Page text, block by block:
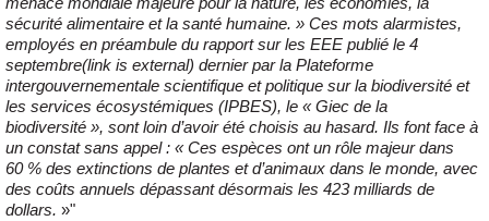
sécurité alimentaire et la santé humaine. » Ces mots alarmistes,
employés en préambule du rapport sur les EEE publié le 4
septembre(link is external) dernier par la Plateforme
intergouvernementale scientifique et politique sur la biodiversité et
les services écosystémiques (IPBES), le « Giec de la
biodiversité », sont loin d’avoir été choisis au hasard. Ils font face à
un constat sans appel : « Ces espèces ont un rôle majeur dans
60 % des extinctions de plantes et d’animaux dans le monde, avec
des coûts annuels dépassant désormais les 423 milliards de
dollars. »"